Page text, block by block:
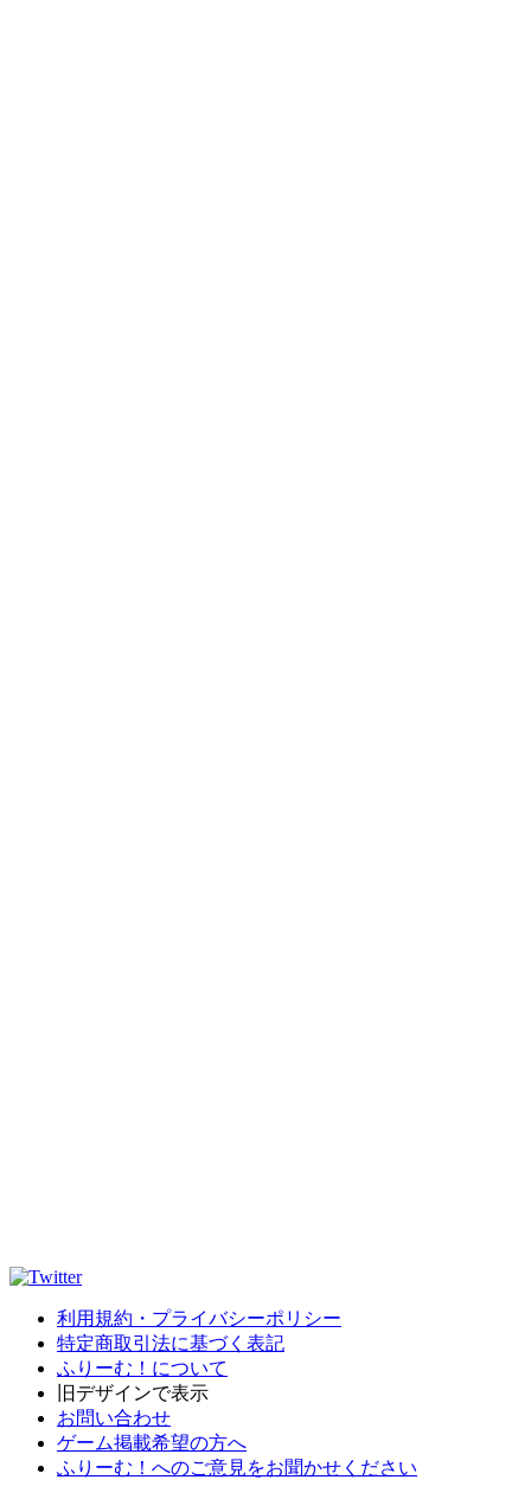
利用規約・プライバシーポリシー
特定商取引法に基づく表記
ふりーむ！について
旧デザインで表示
お問い合わせ
ゲーム掲載希望の方へ
ふりーむ！へのご意見をお聞かせください